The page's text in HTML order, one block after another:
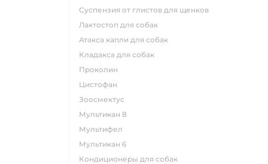
суспензия от глистов для щенков
лактостоп для собак
атакса капли для собак
кладакса для собак
проколин
цистофан
зоосмектус
мультикан 8
мультифел
мультикан 6
кондиционеры для собак